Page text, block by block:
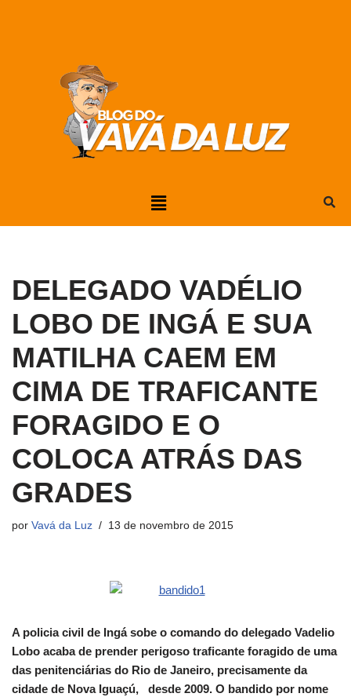
DELEGADO VADÉLIO
LOBO DE INGÁ E SUA
MATILHA CAEM EM
CIMA DE TRAFICANTE
FORAGIDO E O
COLOCA ATRÁS DAS
GRADES
por Vavá da Luz 13 de novembro de 2015
A policia civil de Ingá sobe o comando do delegado Vadelio
Lobo acaba de prender perigoso traficante foragido de uma
das penitenciárias do Rio de Janeiro, precisamente da
cidade de Nova Iguaçú, desde 2009. O bandido por nome